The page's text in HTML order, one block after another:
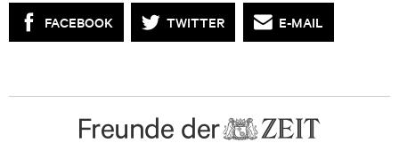
FACEBOOK TWITTER E-MAIL